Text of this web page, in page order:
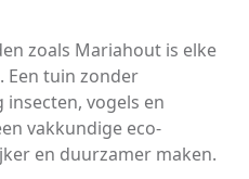
zoals Mariahout is elke
Een tuin zonder
vogels en
vakkundige eco-
en duurzamer maken.